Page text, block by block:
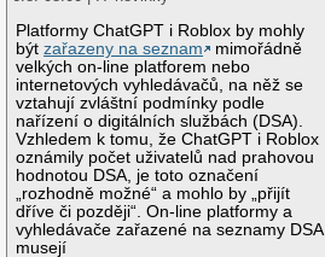
Platformy ChatGPT i Roblox by mohly
býtzařazeny na seznam
mimořádně
velkých on-line platforem nebo
internetových vyhledávačů, na něž se
vztahují zvláštní podmínky podle
nařízení o digitálních službách (DSA).
Vzhledem k tomu, že ChatGPT i Roblox
oznámily počet uživatelů nad prahovou
hodnotou DSA, je toto označení
„rozhodně možné“ a mohlo by „přijít
dříve či později“. On-line platformy a
vyhledávače zařazené na seznamy DSA
musejí